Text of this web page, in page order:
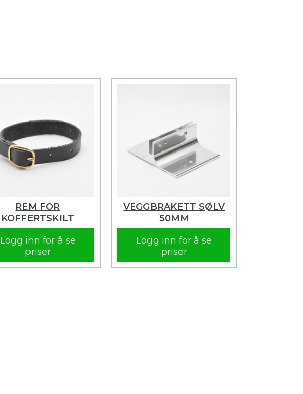
REM FOR
KOFFERTSKILT
Logg inn for å se
priser
VEGGBRAKETT SØLV
50MM
Logg inn for å se
priser